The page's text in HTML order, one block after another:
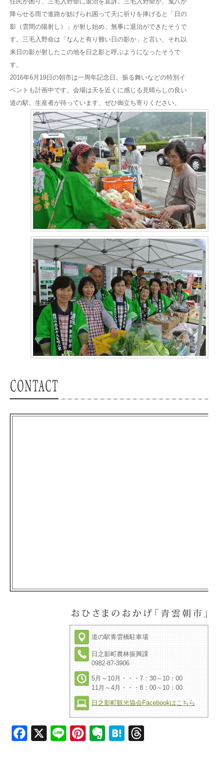
降らせる雨で進路が妨げられ困って天に祈りを捧げると「日の
影（雲間の陽射し）」が射し始め、無事に退治ができたそうで
す。三毛入野命は「なんと有り難い日の影か」と言い、それ以
来日の影が射したこの地を日之影と呼ぶようになったそうで
す。
2016年6月19日の朝市は一周年記念日。振る舞いなどの特別イ
ベントも計画中です。会場は天を近くに感じる見晴らしの良い
道の駅。生産者が待っています、ぜひ御立ち寄りください。
道の駅青雲橋駐車場
日之影町農林振興課
0982-87-3906
5月～10月・・・7：30～10：00
11月～4月・・・8：00～10：00
日之影町観光協会Facebookはこちら
Facebook
X LinePinterest
Evernote
Hatena